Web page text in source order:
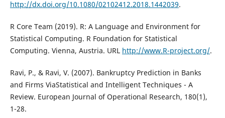
http://dx.doi.org/10.1080/02102412.2018.1442039.
R Core Team (2019). R: A Language and Environment for
Statistical Computing. R Foundation for Statistical
Computing. Vienna, Austria. URL http://www.R-project.org/.
Ravi, P., & Ravi, V. (2007). Bankruptcy Prediction in Banks
and Firms ViaStatistical and Intelligent Techniques - A
Review. European Journal of Operational Research, 180(1),
1-28.